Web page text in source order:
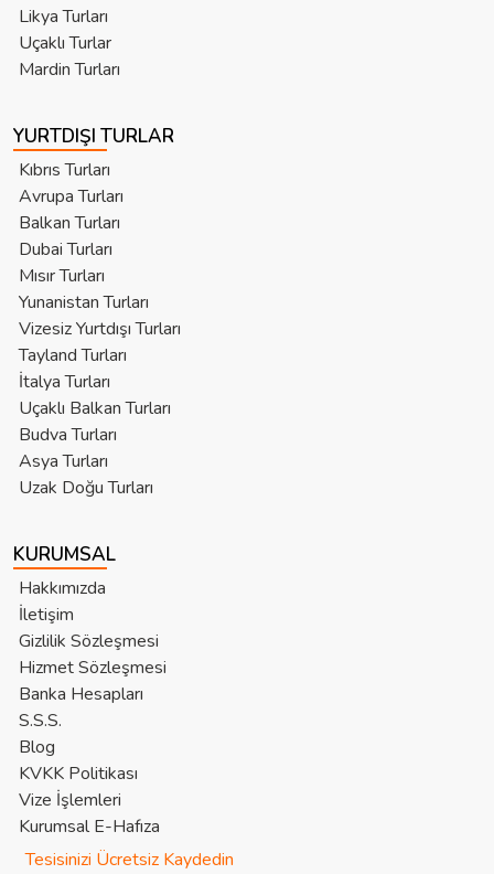
Likya Turları
Uçaklı Turlar
Mardin Turları
YURTDIŞI TURLAR
Kıbrıs Turları
Avrupa Turları
Balkan Turları
Dubai Turları
Mısır Turları
Yunanistan Turları
Vizesiz Yurtdışı Turları
Tayland Turları
İtalya Turları
Uçaklı Balkan Turları
Budva Turları
Asya Turları
Uzak Doğu Turları
KURUMSAL
Hakkımızda
İletişim
Gizlilik Sözleşmesi
Hizmet Sözleşmesi
Banka Hesapları
S.S.S.
Blog
KVKK Politikası
Vize İşlemleri
Kurumsal E-Hafıza
Tesisinizi Ücretsiz Kaydedin